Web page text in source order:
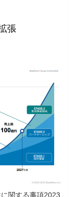
張
関する事項2023